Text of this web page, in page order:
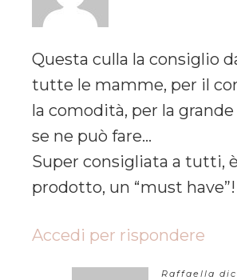
Questa culla la consiglio
tutte le mamme, per il
la comodità, per la
se ne può fare…
Super consigliata a tutti,
prodotto, un “must have”!
Accedi per rispondere
Raffaella